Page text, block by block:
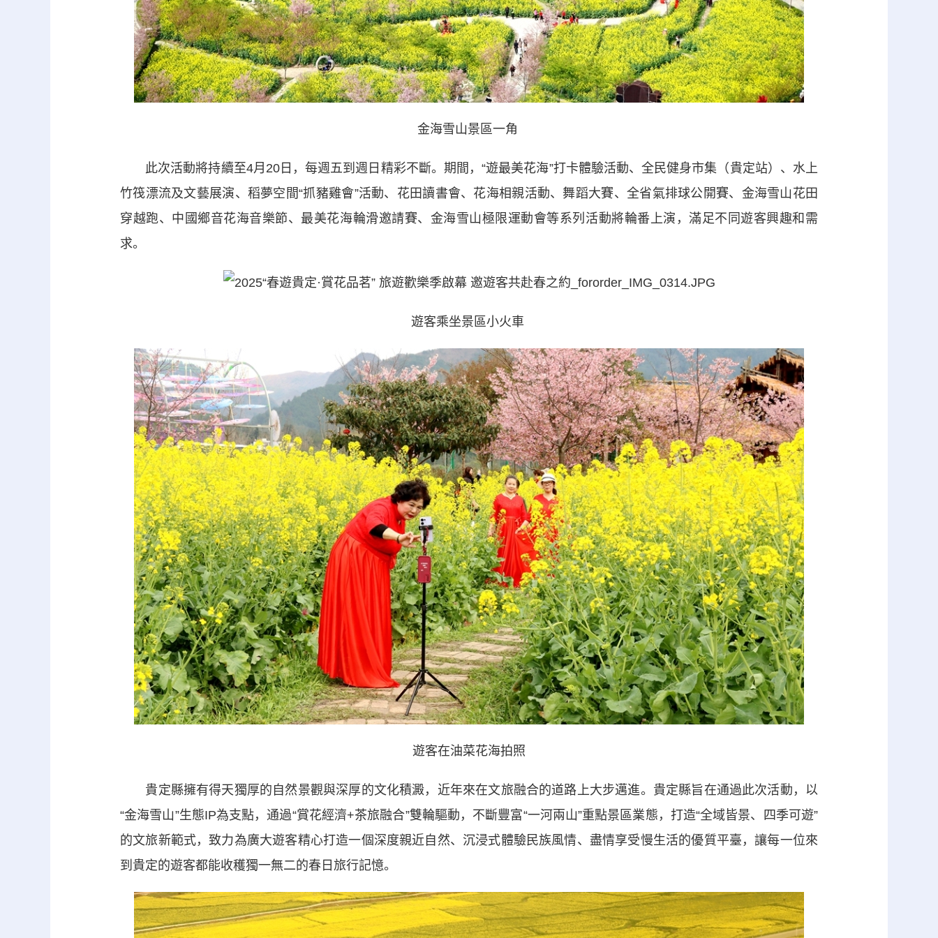
金海雪山景區一角
此次活動將持續至4月20日，每週五到週日精彩不斷。期間，“遊最美花海”打卡體驗活動、全民健身市集（貴定站）、水上
竹筏漂流及文藝展演、稻夢空間“抓豬雞會”活動、花田讀書會、花海相親活動、舞蹈大賽、全省氣排球公開賽、金海雪山花田
穿越跑、中國鄉音花海音樂節、最美花海輪滑邀請賽、金海雪山極限運動會等系列活動將輪番上演，滿足不同遊客興趣和需
求。
遊客乘坐景區小火車
遊客在油菜花海拍照
貴定縣擁有得天獨厚的自然景觀與深厚的文化積澱，近年來在文旅融合的道路上大步邁進。貴定縣旨在通過此次活動，以
“金海雪山”生態IP為支點，通過“賞花經濟+茶旅融合”雙輪驅動，不斷豐富“一河兩山”重點景區業態，打造“全域皆景、四季可遊”
的文旅新範式，致力為廣大遊客精心打造一個深度親近自然、沉浸式體驗民族風情、盡情享受慢生活的優質平臺，讓每一位來
到貴定的遊客都能收穫獨一無二的春日旅行記憶。